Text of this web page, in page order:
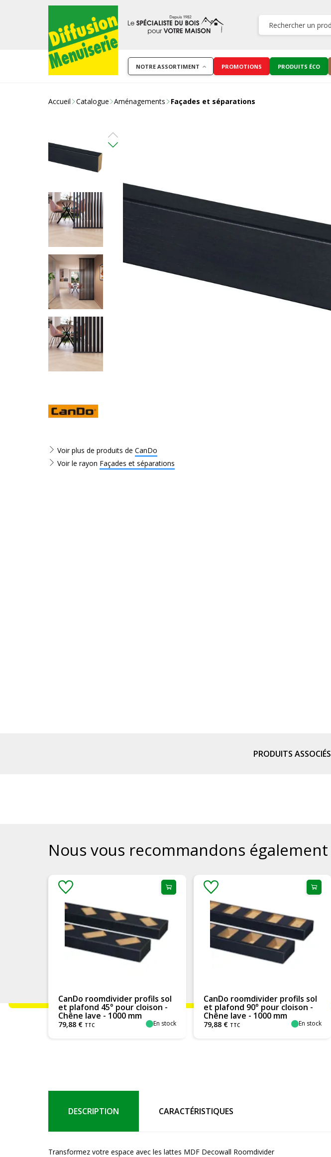
NOTRE ASSORTIMENT PROMOTIONS PRODUITS ÉCO
Accueil Catalogue Aménagements Façades et séparations
Voir plus de produits de CanDo
Voir le rayon Façades et séparations
PRODUITS ASSOCIÉS
Nous vous recommandons également
CanDo roomdivider profils sol
et plafond 45° pour cloison -
Chêne lave - 1000 mm
79,88 € TTC En stock
CanDo roomdivider profils sol
et plafond 90° pour cloison -
Chêne lave - 1000 mm
79,88 € TTC En stock
DESCRIPTION CARACTÉRISTIQUES
Transformez votre espace avec les lattes MDF Decowall Roomdivider